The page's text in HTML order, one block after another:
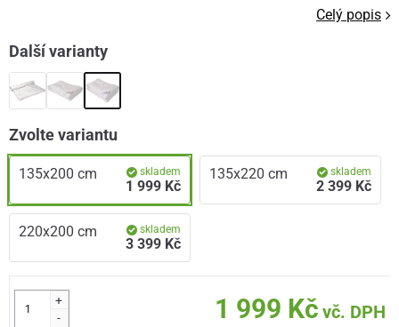
Celý popis
Další varianty
Zvolte variantu
135x200 cm skladem
1 999 Kč
135x220 cm skladem
2 399 Kč
220x200 cm skladem
3 399 Kč
+
-
1 999 Kč vč. DPH